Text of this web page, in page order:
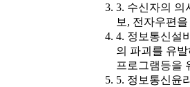
3. 수신자의 의
보, 전자우편
4. 정보통신설
의 파괴를 유
프로그램등을
5. 정보통신윤